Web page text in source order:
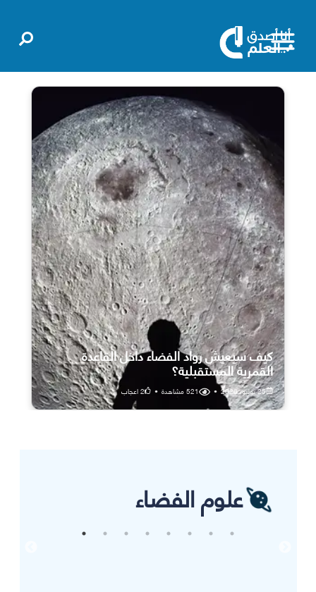
كيف سيعيش رواد الفضاء داخل القاعدة
القمرية المستقبلية؟
25 يوليو، 2026 •
521مشاهدة •
2اعجاب
علوم الفضاء